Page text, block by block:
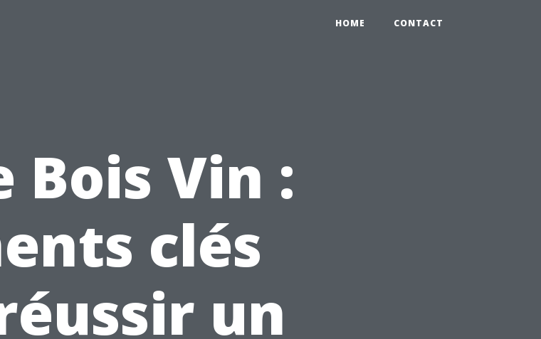
HOME CONTACT
Bois Vin :
clés
un